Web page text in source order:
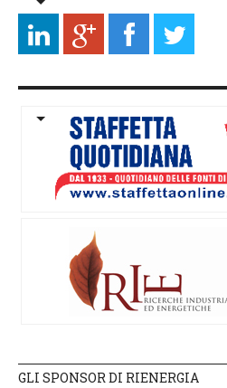
GLI SPONSOR DI RIENERGIA